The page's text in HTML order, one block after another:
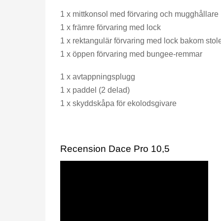
1 x mittkonsol med förvaring och mugghållare
1 x främre förvaring med lock
1 x rektangulär förvaring med lock bakom
1 x öppen förvaring med bungee-remmar
1 x avtappningsplugg
1 x paddel (2 delad)
1 x skyddskåpa för ekolodsgivare
Recension Dace Pro 10,5